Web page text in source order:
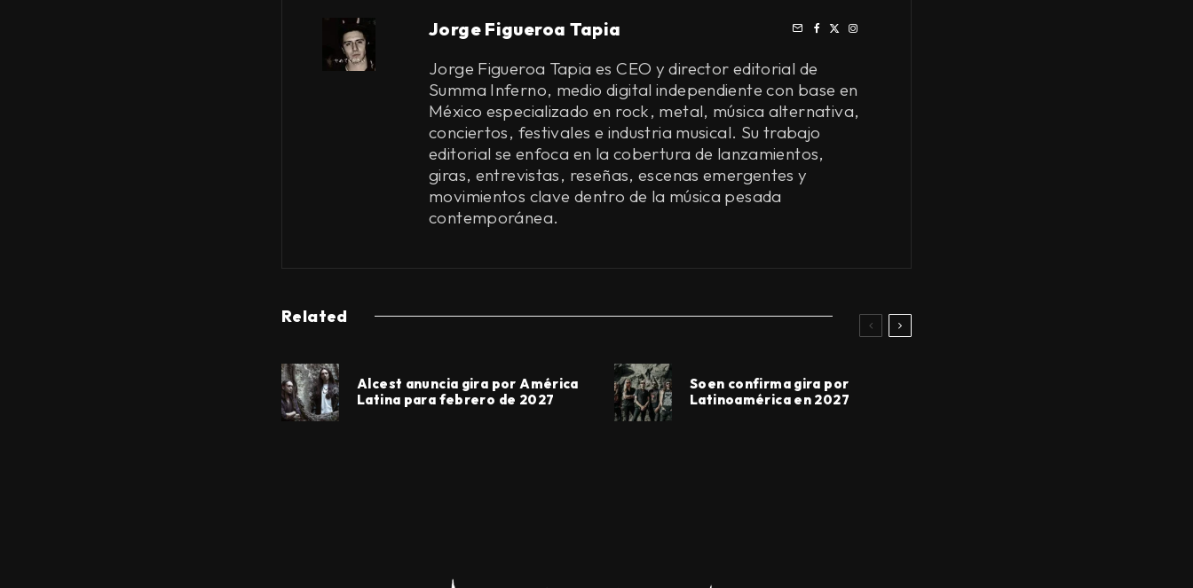
Jorge Figueroa Tapia
Jorge Figueroa Tapia es CEO y director editorial de
Summa Inferno, medio digital independiente con base en
México especializado en rock, metal, música alternativa,
conciertos, festivales e industria musical. Su trabajo
editorial se enfoca en la cobertura de lanzamientos,
giras, entrevistas, reseñas, escenas emergentes y
movimientos clave dentro de la música pesada
contemporánea.
Related
Alcest anuncia gira por América
Latina para febrero de 2027
Soen confirma gira por
Latinoamérica en 2027